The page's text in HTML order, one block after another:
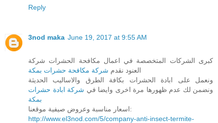
Reply
3nod maka June 19, 2017 at 9:55 AM
كبرى الشركات المتخصصة في اعمال مكافحة الحشرات شركة
العنود نقدم شركة مكافحة حشرات بمكة
ونعمل على ابادة الحشرات بكافة الطرق والاساليب الحديثة
ونضمن لك عدم ظهورها مرة اخرى وايضا في شركة ابادة حشرات
بمكة
اسعار مناسبة وعروض صيفية موقعنا:
http://www.el3nod.com/5/company-anti-insect-termite-